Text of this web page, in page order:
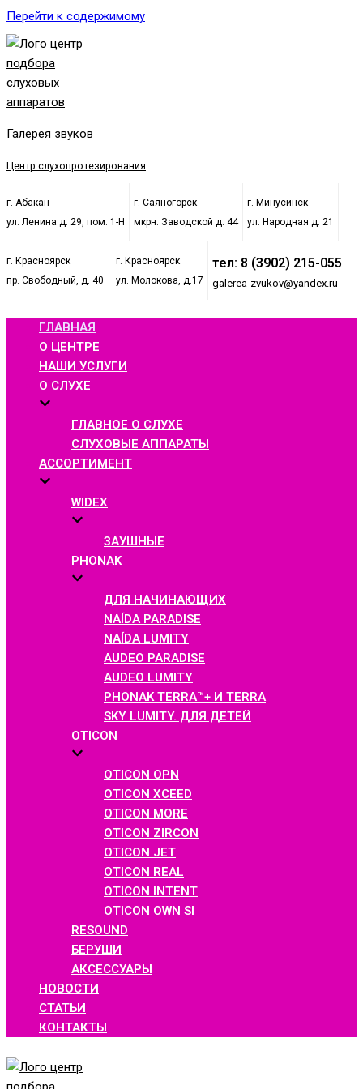
Перейти к содержимому
Галерея звуков
Центр слухопротезирования
г. Абакан
ул. Ленина д. 29, пом. 1-Н
г. Саяногорск
мкрн. Заводской д. 44
г. Минусинск
ул. Народная д. 21
г. Красноярск
пр. Свободный, д. 40
г. Красноярск
ул. Молокова, д.17
тел: 8 (3902) 215-055
galerea-zvukov@yandex.ru
ГЛАВНАЯ
О ЦЕНТРЕ
НАШИ УСЛУГИ
О СЛУХЕ
ГЛАВНОЕ О СЛУХЕ
СЛУХОВЫЕ АППАРАТЫ
АССОРТИМЕНТ
WIDEX
ЗАУШНЫЕ
PHONAK
ДЛЯ НАЧИНАЮЩИХ
NAÍDA PARADISE
NAÍDA LUMITY
AUDEO PARADISE
AUDEO LUMITY
PHONAK TERRA™+ И TERRA
SKY LUMITY. ДЛЯ ДЕТЕЙ
OTICON
OTICON OPN
OTICON XCEED
OTICON MORE
OTICON ZIRCON
OTICON JET
OTICON REAL
OTICON INTENT
OTICON OWN SI
RESOUND
БЕРУШИ
АКСЕССУАРЫ
НОВОСТИ
СТАТЬИ
КОНТАКТЫ